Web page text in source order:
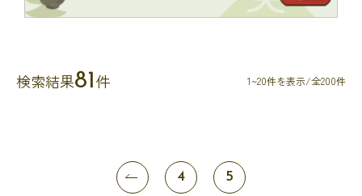
検索結果81件 1~20件を表示/全200件
4 5